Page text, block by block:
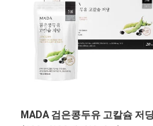
MADA 검은콩두유 고칼슘 저